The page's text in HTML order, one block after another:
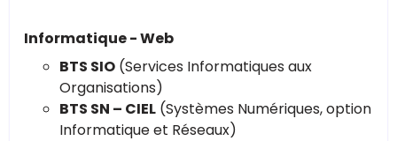
Informatique - Web
BTS SIO (Services Informatiques aux
Organisations)
BTS SN – CIEL (Systèmes Numériques, option
Informatique et Réseaux)